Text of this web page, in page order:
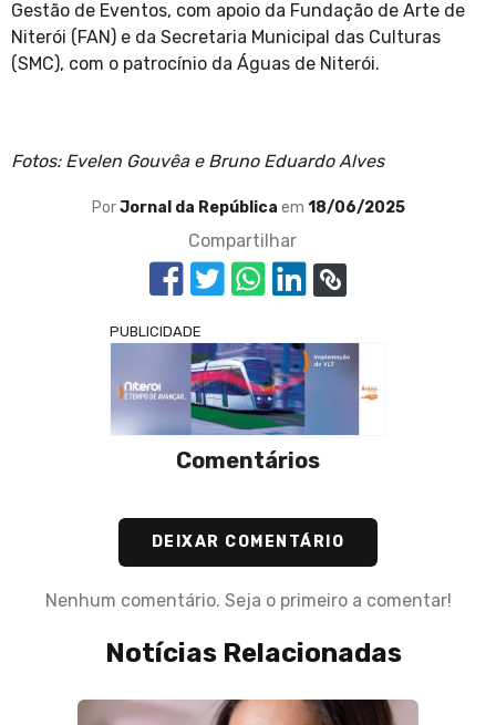
Gestão de Eventos, com apoio da Fundação de Arte de
Niterói (FAN) e da Secretaria Municipal das Culturas
(SMC), com o patrocínio da Águas de Niterói.
Fotos: Evelen Gouvêa e Bruno Eduardo Alves
PorJornal da República em 18/06/2025
Compartilhar
PUBLICIDADE
Comentários
DEIXAR COMENTÁRIO
Nenhum comentário. Seja o primeiro a comentar!
Notícias Relacionadas